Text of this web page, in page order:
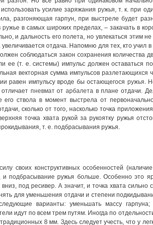
усилие заряжания ружья, т. к. при
разгоняющая гарпун, при выстреле будет
ружье в самых широких пределах, – закачать в
и дальность его полета, но увлекаться этим
отдача. Напомню для тех, кто учил
соблюдаться закон сохранения количества
ее (т. е. системы) импульс должен оставаться
векторная сумма импульсов
равен импульсу вроде бы остающегося ружья.
пневматотарбалета в плане отдачи.
его ствола в момент выстрела от
сколько от того, насколько точка
точка хвата рукой за рукоятку ружья
т. е. подбрасывания ружья.
своих конструктивных особенностей
и подбрасывание ружья больше. Особенно это
под ресивер. А значит, и точка хвата
для уменьшения отдачи и степени
варианты: уменьшать массу
идут по всем трем путям. Иногда по
8 мм. Здесь следует учесть, что у